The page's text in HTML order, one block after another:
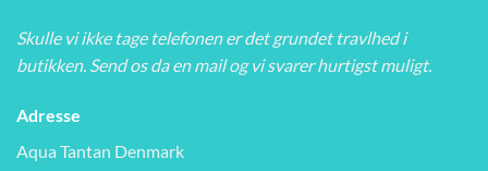
Skulle vi ikke tage telefonen er det grundet travlhed i
butikken. Send os da en mail og vi svarer hurtigst muligt.
Adresse
Aqua Tantan Denmark